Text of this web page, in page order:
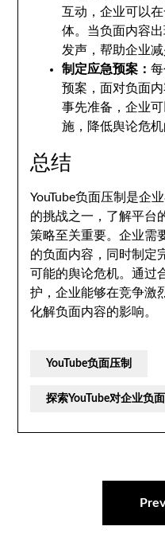
互动，企业可以
体。当负面内容
发声，帮助企业
制定应急预案：
预案，面对负面
事先准备，企业
施，降低舆论危机
总结
YouTube负面压制是企
的挑战之一，了解平台
策略至关重要。企业需
的负面内容，同时制定
可能的舆论危机。通过
护，企业能够在竞争激
化解负面内容的影响。
YouTube负面压制
探索YouTube对企业负